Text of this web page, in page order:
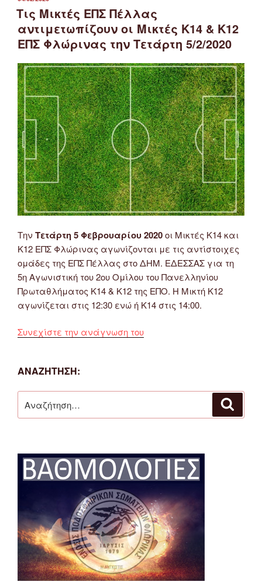
ΣΤΙΣ
Τις Μικτές ΕΠΣ Πέλλας
αντιμετωπίζουν οι Μικτές Κ14 & Κ12
ΕΠΣ Φλώρινας την Τετάρτη 5/2/2020
Την Τετάρτη 5 Φεβρουαρίου 2020οι Μικτές Κ14 και
Κ12 ΕΠΣ Φλώρινας αγωνίζονται με τις αντίστοιχες
ομάδες της ΕΠΣ Πέλλας στο ΔΗΜ. ΕΔΕΣΣΑΣ για τη
5η Αγωνιστική του 2ου Ομίλου του Πανελληνίου
Πρωταθλήματος Κ14 & Κ12 της ΕΠΟ. Η Μικτή Κ12
αγωνίζεται στις 12:30 ενώ ή Κ14 στις 14:00.
Συνεχίστε την ανάγνωση του“Τις
Μικτές
Κ12
ΕΠΣ
την
Τετάρτη
5/2/2020”
ΑΝΑΖΉΤΗΣΗ:
για: